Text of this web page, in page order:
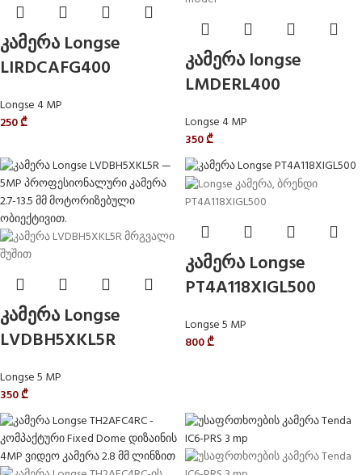
კამერა Longse
LIRDCAFG400
Longse 4 MP
250₾
კამერა longse
LMDERL400
Longse 4 MP
350₾
კამერა Longse
LVDBH5XKL5R
Longse 5 MP
350₾
კამერა Longse
PT4A118XIGL500
Longse 5 MP
800₾